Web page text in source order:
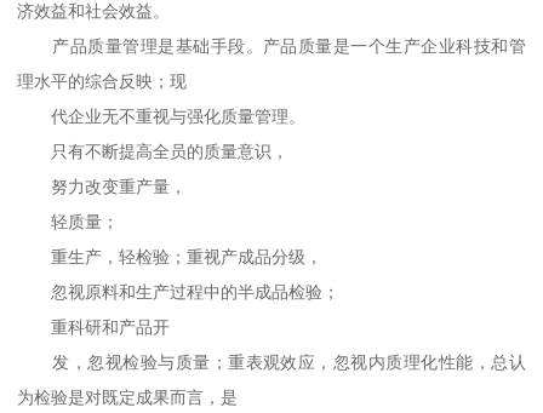
济效益和社会效益。
产品质量管理是基础手段。产品质量是一个生产企业科技和管
理水平的综合反映；现
代企业无不重视与强化质量管理。
只有不断提高全员的质量意识，
努力改变重产量，
轻质量；
重生产，轻检验；重视产成品分级，
忽视原料和生产过程中的半成品检验；
重科研和产品开
发，忽视检验与质量；重表观效应，忽视内质理化性能，总认
为检验是对既定成果而言，是